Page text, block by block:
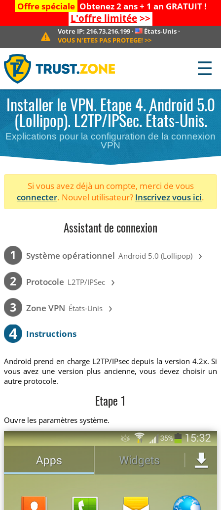
Offre spéciale Obtenez 2 ans + 1 an GRATUIT !
L'offre limitée>>
Votre IP: 216.73.216.199· États-Unis ·
VOUS N'ETES PAS PROTEGE! >>
☰
Installer le VPN. Etape 4. Android 5.0
(Lollipop). L2TP/IPSec. États-Unis.
Explications pour la configuration de la connexion
VPN
Si vous avez déjà un compte, merci de vous
connecter. Nouvel utilisateur? Inscrivez vous ici.
Assistant de connexion
1 Système opérationnel Android 5.0 (Lollipop) ›
2 Protocole L2TP/IPSec ›
3 Zone VPN États-Unis ›
4 Instructions
Android prend en charge L2TP/IPsec depuis la version 4.2x. Si
vous avez une version plus ancienne, vous devez choisir un
autre protocole.
Etape 1
Ouvre les paramètres système.